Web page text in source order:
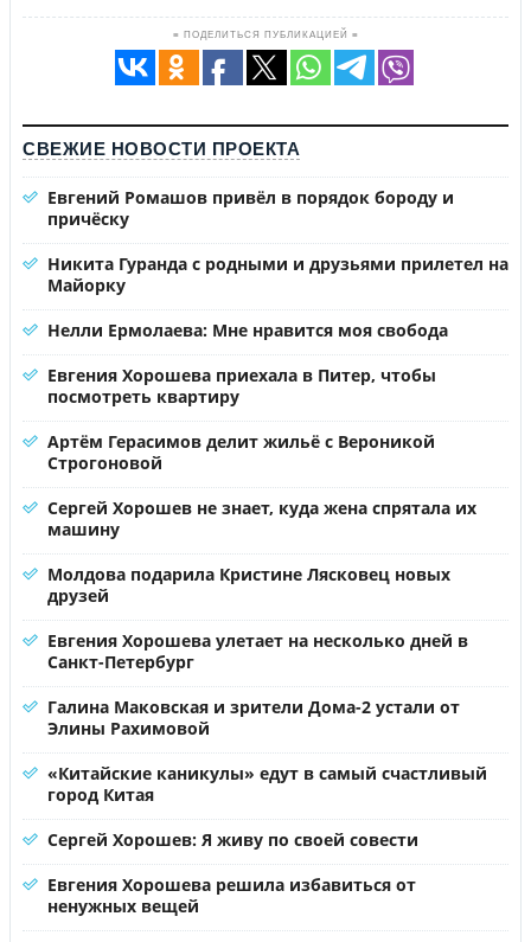
≡ ПОДЕЛИТЬСЯ ПУБЛИКАЦИЕЙ ≡
СВЕЖИЕ НОВОСТИ ПРОЕКТА
Евгений Ромашов привёл в порядок бороду и
причёску
Никита Гуранда с родными и друзьями прилетел на
Майорку
Нелли Ермолаева: Мне нравится моя свобода
Евгения Хорошева приехала в Питер, чтобы
посмотреть квартиру
Артём Герасимов делит жильё с Вероникой
Строгоновой
Сергей Хорошев не знает, куда жена спрятала их
машину
Молдова подарила Кристине Лясковец новых
друзей
Евгения Хорошева улетает на несколько дней в
Санкт-Петербург
Галина Маковская и зрители Дома-2 устали от
Элины Рахимовой
«Китайские каникулы» едут в самый счастливый
город Китая
Сергей Хорошев: Я живу по своей совести
Евгения Хорошева решила избавиться от
ненужных вещей